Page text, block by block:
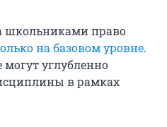
школьниками право
на базовом уровне.
углубленно
в рамках